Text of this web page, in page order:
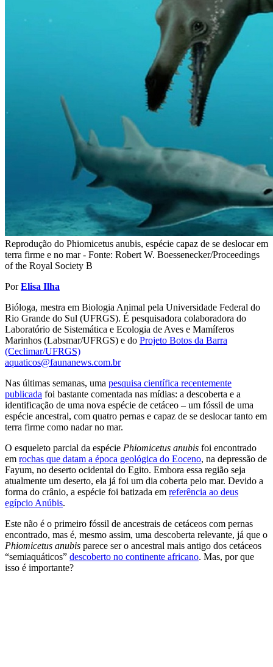
Reprodução do Phiomicetus anubis, espécie capaz de se deslocar em
terra firme e no mar - Fonte: Robert W. Boessenecker/Proceedings
of the Royal Society B
PorElisa Ilha
Bióloga, mestra em Biologia Animal pela Universidade Federal do
Rio Grande do Sul (UFRGS). É pesquisadora colaboradora do
Laboratório de Sistemática e Ecologia de Aves e Mamíferos
Marinhos (Labsmar/UFRGS) e do Projeto Botos da Barra
(Ceclimar/UFRGS)
aquaticos@faunanews.com.br
Nas últimas semanas, uma pesquisa científica recentemente
publicada foi bastante comentada nas mídias: a descoberta e a
identificação de uma nova espécie de cetáceo – um fóssil de uma
espécie ancestral, com quatro pernas e capaz de se deslocar tanto em
terra firme como nadar no mar.
O esqueleto parcial da espécie Phiomicetus anubis foi encontrado
em rochas que datam a época geológica do Eoceno, na depressão de
Fayum, no deserto ocidental do Egito. Embora essa região seja
atualmente um deserto, ela já foi um dia coberta pelo mar. Devido a
forma do crânio, a espécie foi batizada em referência ao deus
egípcio Anúbis.
Este não é o primeiro fóssil de ancestrais de cetáceos com pernas
encontrado, mas é, mesmo assim, uma descoberta relevante, já que o
Phiomicetus anubis parece ser o ancestral mais antigo dos cetáceos
“semiaquáticos” descoberto no continente africano. Mas, por que
isso é importante?